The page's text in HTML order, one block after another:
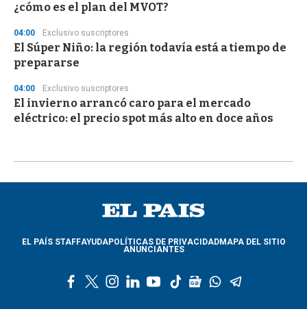
¿cómo es el plan del MVOT?
04:00 Exclusivo suscriptores
El Súper Niño: la región todavía está a tiempo de
prepararse
04:00 Exclusivo suscriptores
El invierno arrancó caro para el mercado
eléctrico: el precio spot más alto en doce años
EL PAÍS STAFFAYUDAPOLÍTICAS DE PRIVACIDADMAPA DEL SITIO
ANUNCIANTES
c
w
i
s
l
n
y
u
t
k
g
o
w
a
l